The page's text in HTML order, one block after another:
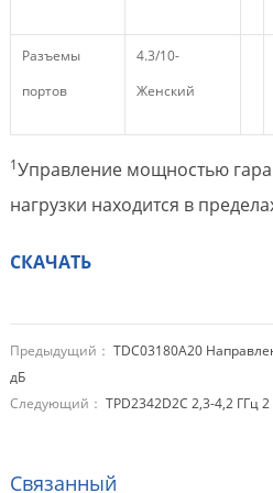
Разъемы
портов
4.3/10-
Женский
1Управление мощностью
нагрузки находится в
СКАЧАТЬ
Предыдущий： TDC03180A20
дБ
Следующий： TPD2342D2C 2,3-4,2 ГГц
Связанный